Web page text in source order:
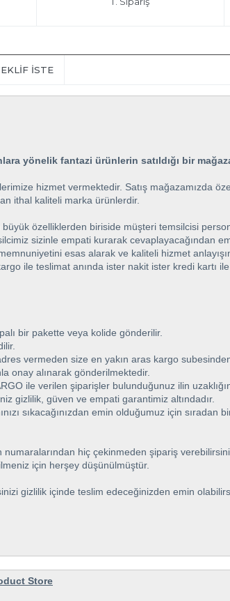
İSTE
yönelik fantazi ürünlerin satıldığı bir
hizmet vermektedir. Satış mağazamızda
ithal kaliteli marka ürünlerdir.
özelliklerden biriside müşteri temsilcisi
sizinle empati kurarak cevaplayacağından
esas alarak ve kaliteli hizmet
ile teslimat anında ister nakit ister kredi kartı
bir pakette veya kolide gönderilir.
vermeden size en yakın aras kargo
onay alınarak gönderilmektedir.
ile verilen şiparişler bulunduğunuz ilin
gizlilik, güven ve empati garantimiz altındadır.
sıkacağınızdan emin olduğumuz için sıradan
numaralarından hiç çekinmeden şipariş
için herşey düşünülmüştür.
gizlilik içinde teslim edeceğinizden emin
Store